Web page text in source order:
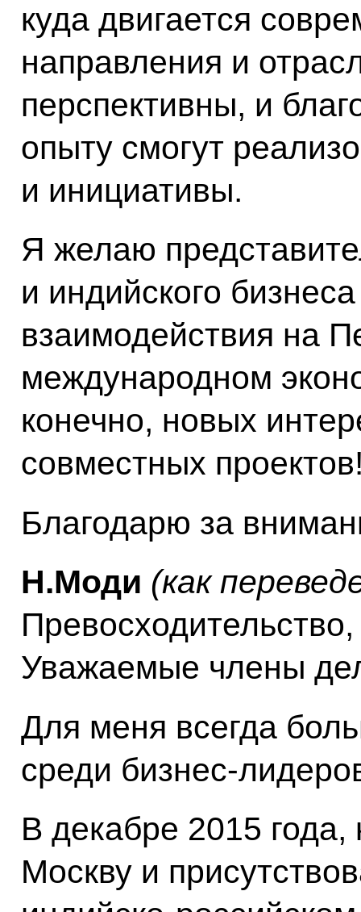
куда двигается
направления и
перспективны, и
опыту смогут
и инициативы.
Я желаю
и индийского
взаимодействия на
международном
конечно, новых
совместных
Благодарю за
Н.Моди (как
Уважаемые члены
Для меня всегда
среди бизнес-
В декабре 2015 года,
Москву и